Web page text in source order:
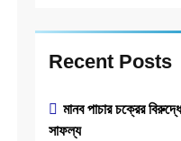
Recent Posts
মানব পাচার চক্রের
সাফল্য